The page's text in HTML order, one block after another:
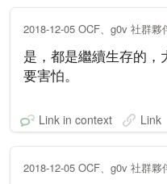
2018-12-05 OCF、g0v 社群夥
是，都是繼續生存的，
要害怕。
Link in context Link
2018-12-05 OCF、g0v 社群夥